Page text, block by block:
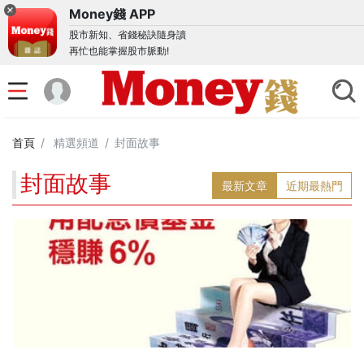
Money錢 APP
股市新知、省錢秘訣隨身讀
再忙也能掌握股市脈動!
首頁 精選頻道 封面故事
封面故事 最新文章 近期最熱門